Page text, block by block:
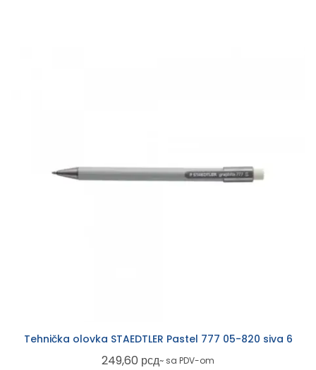
Tehnička olovka STAEDTLER Pastel 777 05-820 siva 6
249,60 рсд~ sa PDV-om